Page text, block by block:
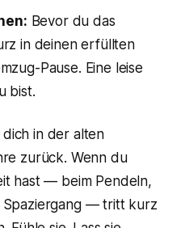
Bevor du das
in deinen erfüllten
Pause. Eine leise
bist.
in der alten
zurück. Wenn du
hast — beim Pendeln,
Spaziergang — tritt kurz